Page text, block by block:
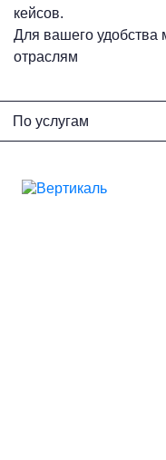
кейсов.
Для вашего удобства
отраслям
По услугам